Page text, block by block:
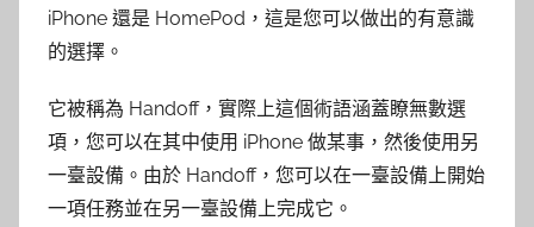
iPhone 還是 HomePod，這是您可以做出的有意識
的選擇。
它被稱為 Handoff，實際上這個術語涵蓋瞭無數選
項，您可以在其中使用 iPhone 做某事，然後使用另
一臺設備。由於 Handoff，您可以在一臺設備上開始
一項任務並在另一臺設備上完成它。